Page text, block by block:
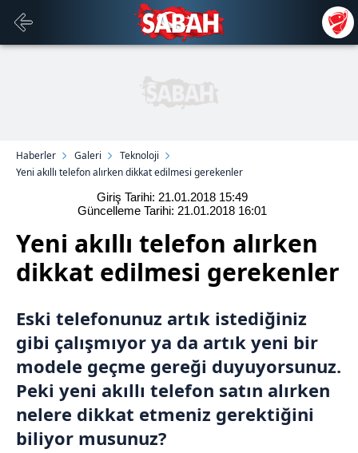
Haberler Galeri
Teknoloji
Yeni akıllı telefon alırken dikkat edilmesi gerekenler
Giriş Tarihi: 21.01.2018 15:49
Güncelleme Tarihi: 21.01.2018 16:01
Yeni akıllı telefon alırken
dikkat edilmesi gerekenler
Eski telefonunuz artık istediğiniz
gibi çalışmıyor ya da artık yeni bir
modele geçme gereği duyuyorsunuz.
Peki yeni akıllı telefon satın alırken
nelere dikkat etmeniz gerektiğini
biliyor musunuz?